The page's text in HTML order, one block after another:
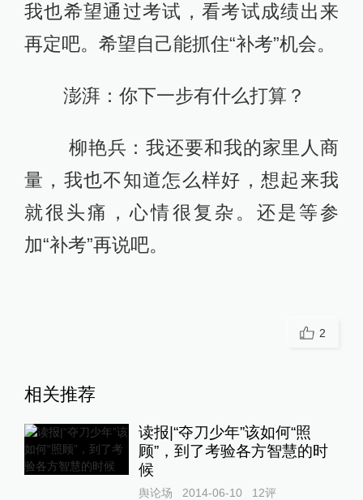
我也希望通过考试，看考试成绩出来
再定吧。希望自己能抓住“补考”机会。
澎湃：你下一步有什么打算？
柳艳兵：我还要和我的家里人商
量，我也不知道怎么样好，想起来我
就很头痛，心情很复杂。还是等参
加“补考”再说吧。
2
相关推荐
读报|“夺刀少年”该如何“照
顾”，到了考验各方智慧的时
候
舆论场 2014-06-10 12评